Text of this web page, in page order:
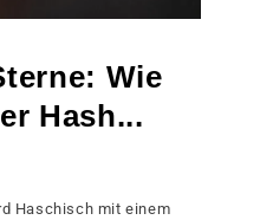
Wie
Hash...
Haschisch mit einem